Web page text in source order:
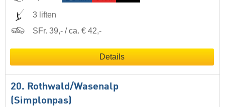
3 liften
SFr. 39,- / ca. € 42,-
Details
20. Rothwald/​Wasenalp
(Simplonpas)